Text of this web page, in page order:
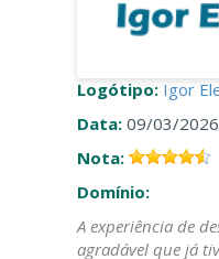
Logótipo: Igor
Data: 09/03/2026
Nota:
Domínio:
A experiência de
agradável que já